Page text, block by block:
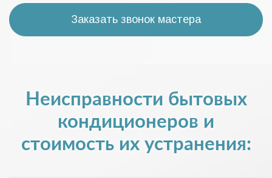
Заказать звонок мастера
Неисправности бытовых
кондиционеров и
стоимость их устранения: